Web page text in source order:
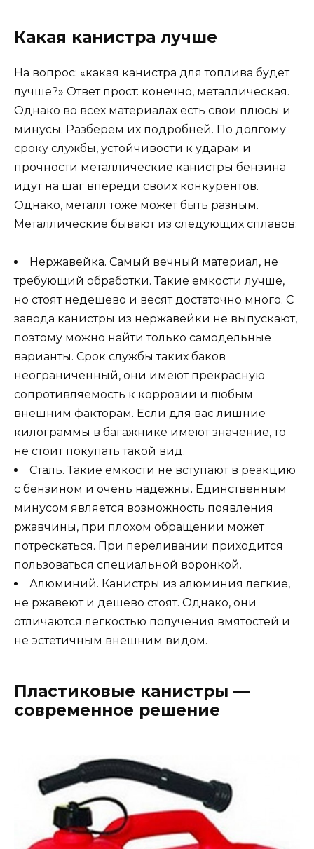
Какая канистра лучше
На вопрос: «какая канистра для топлива будет
лучше?» Ответ прост: конечно, металлическая.
Однако во всех материалах есть свои плюсы и
минусы. Разберем их подробней. По долгому
сроку службы, устойчивости к ударам и
прочности металлические канистры бензина
идут на шаг впереди своих конкурентов.
Однако, металл тоже может быть разным.
Металлические бывают из следующих сплавов:
Нержавейка. Самый вечный материал, не
требующий обработки. Такие емкости лучше,
но стоят недешево и весят достаточно много. С
завода канистры из нержавейки не выпускают,
поэтому можно найти только самодельные
варианты. Срок службы таких баков
неограниченный, они имеют прекрасную
сопротивляемость к коррозии и любым
внешним факторам. Если для вас лишние
килограммы в багажнике имеют значение, то
не стоит покупать такой вид.
Сталь. Такие емкости не вступают в реакцию
с бензином и очень надежны. Единственным
минусом является возможность появления
ржавчины, при плохом обращении может
потрескаться. При переливании приходится
пользоваться специальной воронкой.
Алюминий. Канистры из алюминия легкие,
не ржавеют и дешево стоят. Однако, они
отличаются легкостью получения вмятостей и
не эстетичным внешним видом.
Пластиковые канистры —
современное решение